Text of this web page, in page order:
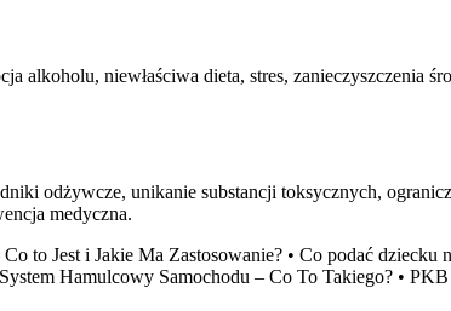
alkoholu, niewłaściwa dieta, stres, zanieczyszczenia
odżywcze, unikanie substancji toksycznych,
medyczna.
to Jest i Jakie Ma Zastosowanie? • Co podać dziecku
Hamulcowy Samochodu – Co To Takiego? • PKB